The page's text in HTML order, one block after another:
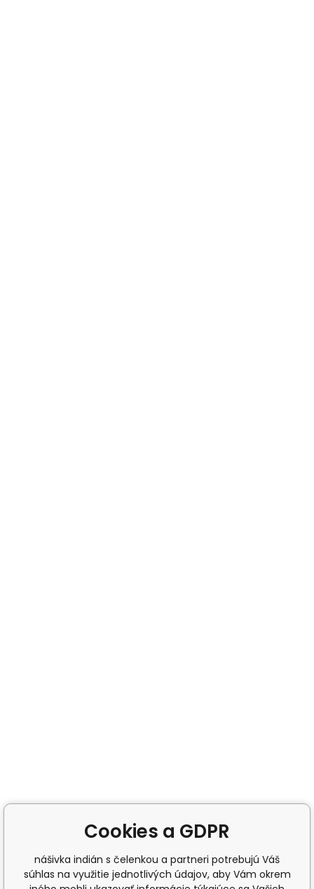
Cookies a GDPR
nášivka indián s čelenkou a partneri potrebujú Váš
súhlas na využitie jednotlivých údajov, aby Vám okrem